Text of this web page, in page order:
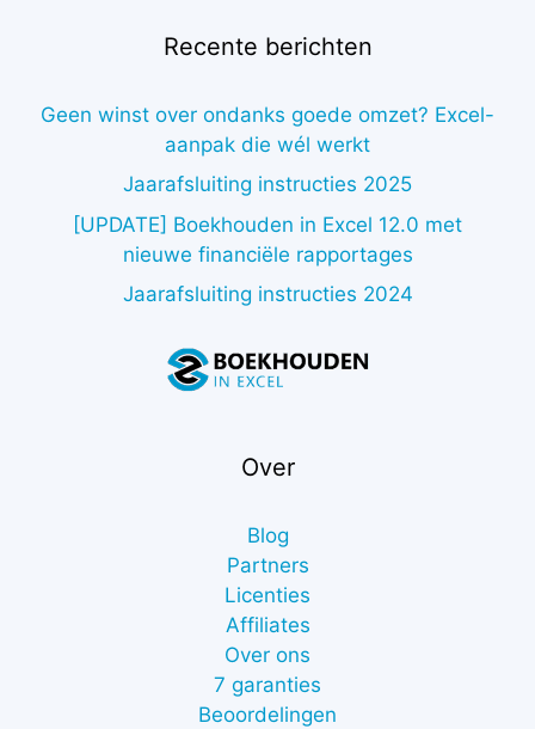
Recente berichten
Geen winst over ondanks goede omzet? Excel-
aanpak die wél werkt
Jaarafsluiting instructies 2025
[UPDATE] Boekhouden in Excel 12.0 met
nieuwe financiële rapportages
Jaarafsluiting instructies 2024
Over
Blog
Partners
Licenties
Affiliates
Over ons
7 garanties
Beoordelingen